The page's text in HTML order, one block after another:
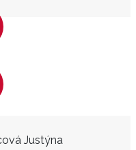
Justýna